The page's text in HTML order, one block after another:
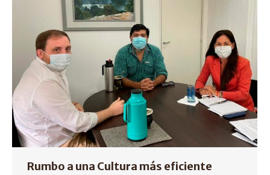
Rumbo a una Cultura más eficiente